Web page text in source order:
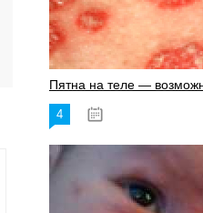
Пятна на теле —
4